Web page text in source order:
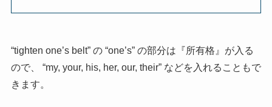
“tighten one’s belt” の “one’s” の部分は『所有格』が入る
ので、 “my, your, his, her, our, their” などを入れることもで
きます。